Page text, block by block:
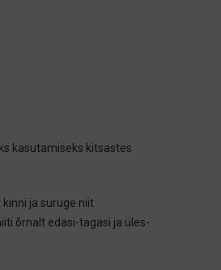
kasutamiseks kitsastes
ja suruge niit
õrnalt edasi-tagasi ja üles-